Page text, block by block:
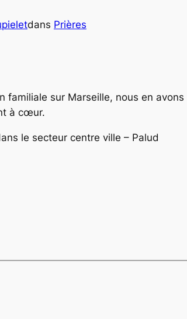
dans Prières
familiale sur Marseille, nous en
à cœur.
le secteur centre ville – Palud